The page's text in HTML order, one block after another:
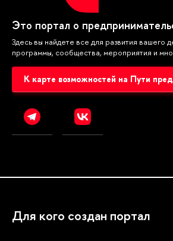
Это портал о
Здесь вы найдете все для развития вашего
программы, сообщества, мероприятия и
К карте возможностей на Пути
Для кого создан портал